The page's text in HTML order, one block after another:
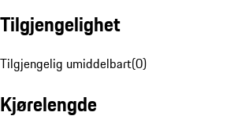
Tilgjengelighet
Tilgjengelig umiddelbart(0)
Kjørelengde